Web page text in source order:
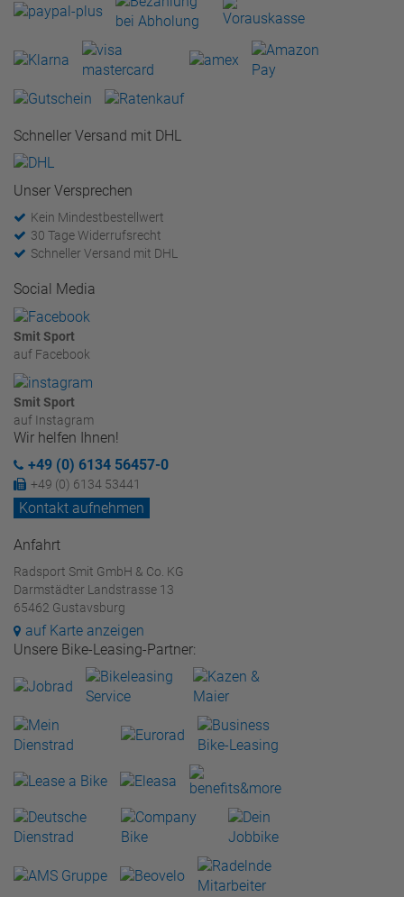
Schneller Versand mit DHL
Unser Versprechen
Kein Mindestbestellwert
30 Tage Widerrufsrecht
Schneller Versand mit DHL
Social Media
Smit Sport
auf Facebook
Smit Sport
auf Instagram
Wir helfen Ihnen!
+49 (0) 6134 56457-0
+49 (0) 6134 53441
Kontakt aufnehmen
Anfahrt
Radsport Smit GmbH & Co. KG
Darmstädter Landstrasse 13
65462 Gustavsburg
auf Karte anzeigen
Unsere Bike-Leasing-Partner: